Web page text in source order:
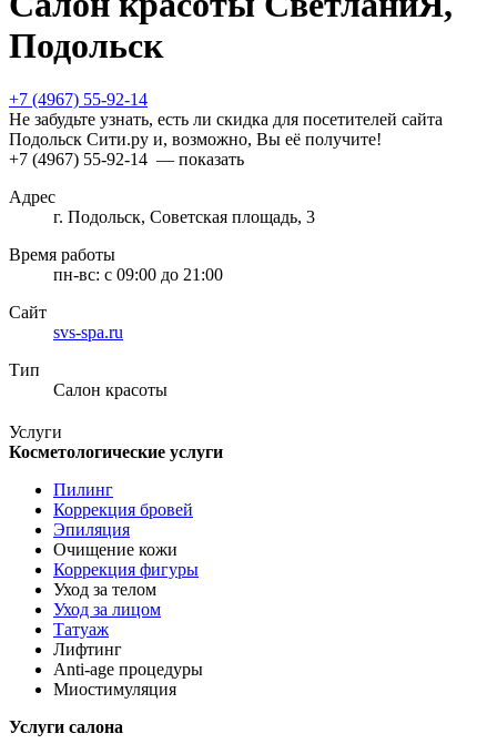
Подольск
+7 (4967) 55-92-14
Не забудьте узнать, есть ли скидка для посетителей сайта
Подольск Сити.ру и, возможно, Вы её получите!
+7 (4967) 55-92-14 — показать
Адрес
г. Подольск, Советская площадь, 3
Время работы
пн-вс: с 09:00 до 21:00
Сайт
svs-spa.ru
Тип
Салон красоты
Услуги
Косметологические услуги
Пилинг
Коррекция бровей
Эпиляция
Очищение кожи
Коррекция фигуры
Уход за телом
Уход за лицом
Татуаж
Лифтинг
Anti-age процедуры
Миостимуляция
Услуги салона